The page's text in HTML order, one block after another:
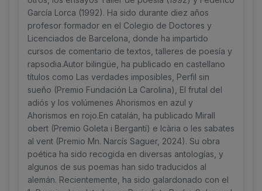
García Lorca (1992). Ha sido durante diez años
profesor formador en el Colegio de Doctores y
Licenciados de Barcelona, donde ha impartido
cursos de comentario de textos, talleres de poesía y
rapsodia.Autor bilingüe, ha publicado en castellano
títulos como Las verdades imposibles, Perfil sin
sueño (Premio Fundación La Carolina), El frutal del
adiós y los volúmenes Ahorismos en azul y
Ahorismos en rojo.En catalán, ha publicado Mirall
obert (Premio Goleta i Bergantí) e Icària o les sabates
al vent (Premio Mn. Narcís Saguer, 2024). Su obra
poética ha sido recogida en diversas antologías, y
algunos de sus poemas han sido traducidos al
alemán. Recientemente, ha sido galardonado con el